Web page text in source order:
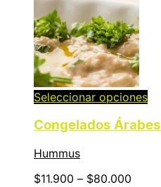
Seleccionar opciones
Congelados Árabes
Hummus
$11.900 – $80.000